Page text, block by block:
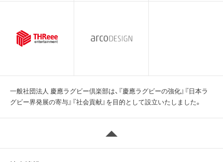
一般社団法人 慶應ラグビー倶楽部は、『慶應ラグビーの強化』『日本ラ
グビー界発展の寄与』『社会貢献』を目的として設立いたしました。